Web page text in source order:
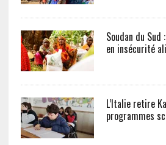
Soudan du
en insécurité
L’Italie retire
programmes